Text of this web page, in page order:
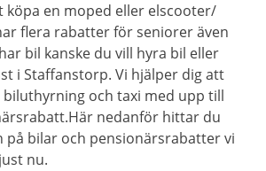
köpa en moped eller elscooter/
flera rabatter för seniorer även
bil kanske du vill hyra bil eller
i Staffanstorp. Vi hjälper dig att
och taxi med upp till
nedanför hittar du
på bilar och pensionärsrabatter vi
nu.